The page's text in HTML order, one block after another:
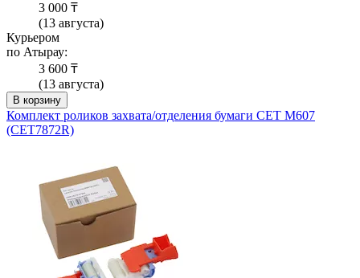
3 000 ₸
(13 августа)
Курьером
по Атырау:
3 600 ₸
(13 августа)
В корзину
Комплект роликов захвата/отделения бумаги CET M607
(CET7872R)